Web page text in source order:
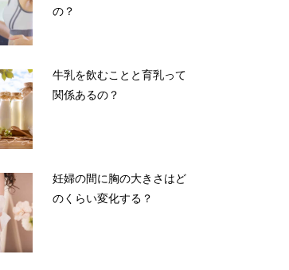
の？
牛乳を飲むことと育乳って
関係あるの？
妊婦の間に胸の大きさはど
のくらい変化する？